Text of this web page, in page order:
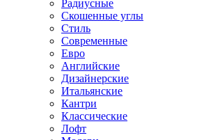
Радиусные
Скошенные углы
Стиль
Современные
Евро
Английские
Дизайнерские
Итальянские
Кантри
Классические
Лофт